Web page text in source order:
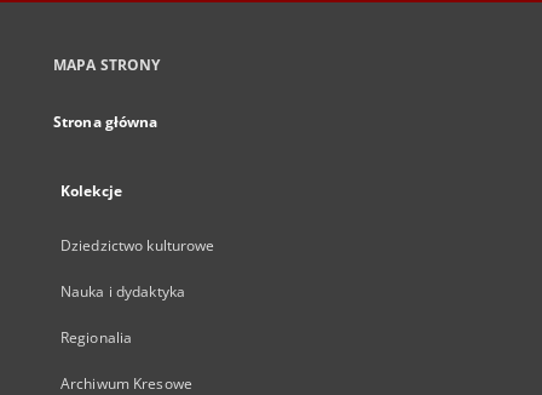
MAPA STRONY
Strona główna
Kolekcje
Dziedzictwo kulturowe
Nauka i dydaktyka
Regionalia
Archiwum Kresowe